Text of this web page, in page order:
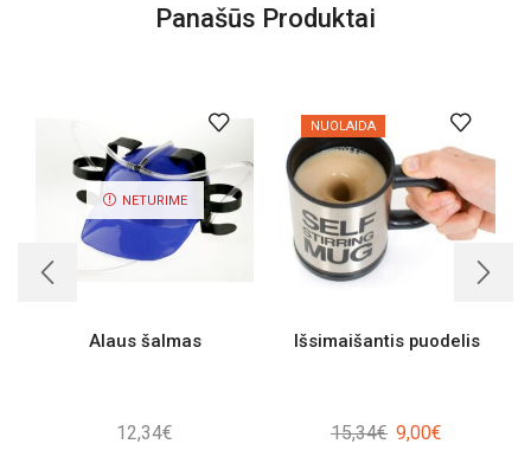
Panašūs Produktai
NETURIME
Alaus šalmas
12,34€
NUOLAIDA
Išsimaišantis puodelis
15,34€ Original
9,00€